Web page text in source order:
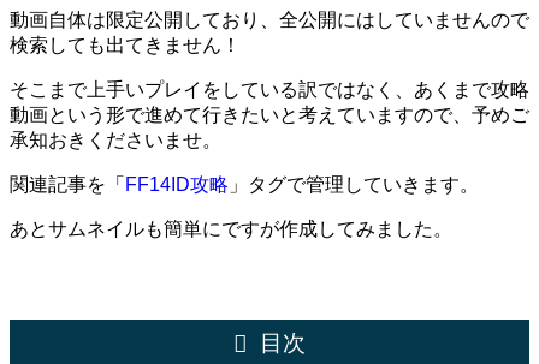
動画自体は限定公開しており、全公開にはしていませんので
検索しても出てきません！
そこまで上手いプレイをしている訳ではなく、あくまで攻略
動画という形で進めて行きたいと考えていますので、予めご
承知おきくださいませ。
関連記事を「 FF14ID攻略 」タグで管理していきます。
あとサムネイルも簡単にですが作成してみました。
目次